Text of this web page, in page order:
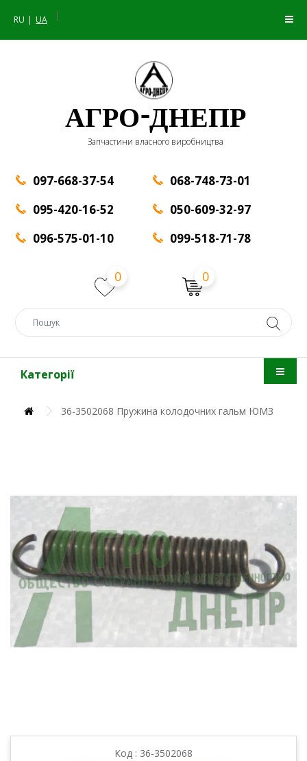
RU UA |
АГРО-ДНЕПР
Запчастини власного виробництва
097-668-37-54
095-420-16-52
096-575-01-10
068-748-73-01
050-609-32-97
099-518-71-78
0 0
Категорії
36-3502068 Пружина колодочних гальм ЮМЗ
Код : 36-3502068